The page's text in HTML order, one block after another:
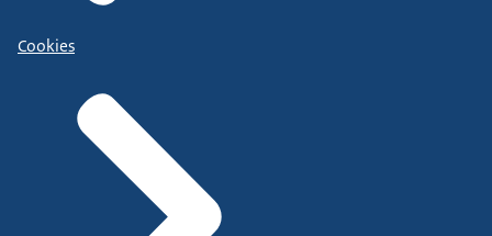
Cookies